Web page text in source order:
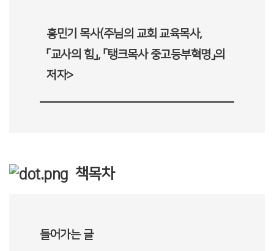
홍민기 목사(주님의 교회 교육목사,
「교사의 힘」, 「탱크목사 중고등부혁명」의
저자>
책목차
들어가는 글